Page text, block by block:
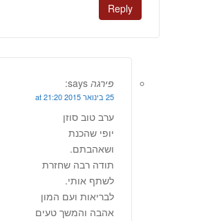
Reply
פירגה says:
25 בינואר 2015 at 21:20
ערב טוב סוזן
יופי שהכנת
ושאהבתם.
תודה רבה שחזרת
לשתף אותי.
לבריאות ועם המון
אהבה והמשך טעים